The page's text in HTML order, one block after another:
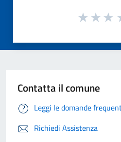
Contatta il comune
Leggi le domande
Richiedi Assistenza